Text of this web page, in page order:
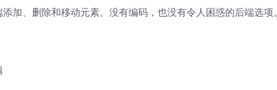
加、删除和移动元素。没有编码，也没有令人困惑的后端选项。